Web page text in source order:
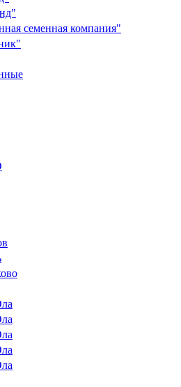
семенная компания"